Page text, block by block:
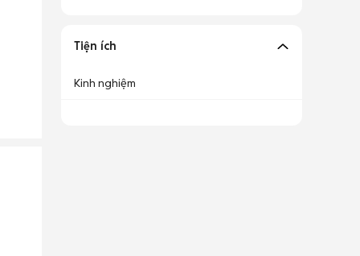
Tiện ích
Kinh nghiệm